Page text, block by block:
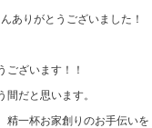
ありがとうございました！
ございます！！
だと思います。
精一杯お家創りのお手伝いを